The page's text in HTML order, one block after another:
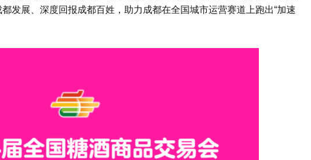
发展、深度回报成都百姓，助力成都在全国城市运营赛道上跑出“加速